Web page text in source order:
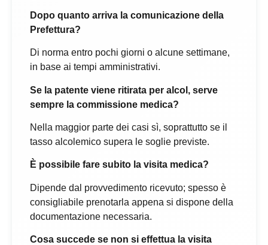
Dopo quanto arriva la comunicazione della
Prefettura?
Di norma entro pochi giorni o alcune settimane,
in base ai tempi amministrativi.
Se la patente viene ritirata per alcol, serve
sempre la commissione medica?
Nella maggior parte dei casi sì, soprattutto se il
tasso alcolemico supera le soglie previste.
È possibile fare subito la visita medica?
Dipende dal provvedimento ricevuto; spesso è
consigliabile prenotarla appena si dispone della
documentazione necessaria.
Cosa succede se non si effettua la visita